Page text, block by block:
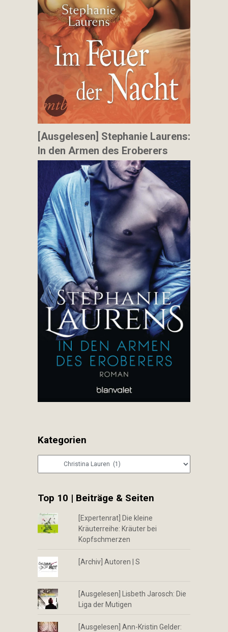
[Ausgelesen] Stephanie Laurens:
In den Armen des Eroberers
Kategorien
Kategorien
Top 10 | Beiträge & Seiten
[Expertenrat] Die kleine
Kräuterreihe: Kräuter bei
Kopfschmerzen
[Archiv] Autoren | S
[Ausgelesen] Lisbeth Jarosch: Die
Liga der Mutigen
[Ausgelesen] Ann-Kristin Gelder: